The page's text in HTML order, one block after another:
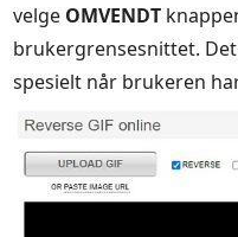
velge OMVENDT
brukergrensesnittet.
spesielt når brukeren